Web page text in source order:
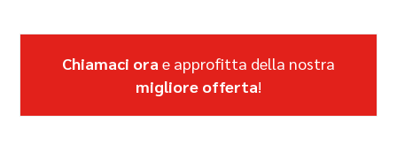
Chiamaci ora e approfitta della nostra
migliore offerta!